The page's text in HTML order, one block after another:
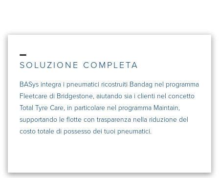
SOLUZIONE COMPLETA
BASys integra i pneumatici ricostruiti Bandag nel programma
Fleetcare di Bridgestone, aiutando sia i clienti nel concetto
Total Tyre Care, in particolare nel programma Maintain,
supportando le flotte con trasparenza nella riduzione del
costo totale di possesso dei tuoi pneumatici.